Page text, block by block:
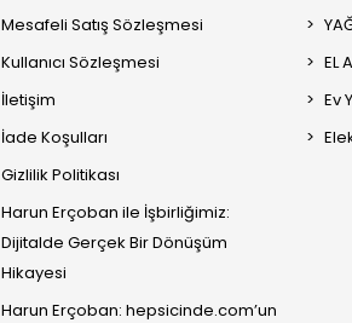
Mesafeli Satış Sözleşmesi
Kullanıcı Sözleşmesi
İletişim
İade Koşulları
Gizlilik Politikası
Harun Erçoban ile İşbirliğimiz:
Dijitalde Gerçek Bir Dönüşüm
Hikayesi
Harun Erçoban: hepsicinde.com’un
EL
Ev